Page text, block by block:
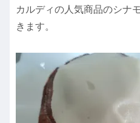
カルディの人気商品のシナ
きます。